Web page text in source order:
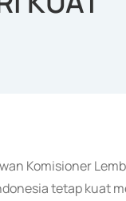
Komisioner
tetap kuat